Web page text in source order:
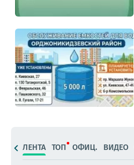
ЛЕНТА ТОП ОФИЦ. ВИДЕО